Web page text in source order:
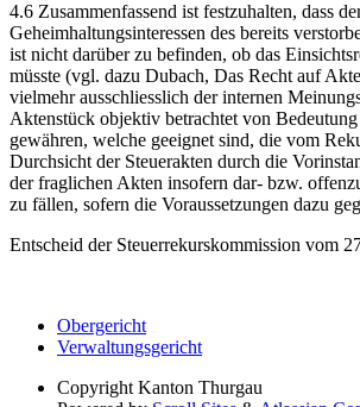
4.6 Zusammenfassend ist festzuhalten, dass
Geheimhaltungsinteressen des bereits
ist nicht darüber zu befinden, ob das
müsste (vgl. dazu Dubach, Das Recht auf
vielmehr ausschliesslich der internen
Aktenstück objektiv betrachtet von
gewähren, welche geeignet sind, die vom
Durchsicht der Steuerakten durch die
der fraglichen Akten insofern dar- bzw.
zu fällen, sofern die Voraussetzungen dazu
Entscheid der Steuerrekurskommission vom
Obergericht
Verwaltungsgericht
Copyright Kanton Thurgau